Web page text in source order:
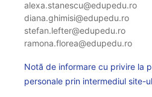
alexa.stanescu@edupedu.ro
diana.ghimisi@edupedu.ro
stefan.lefter@edupedu.ro
ramona.florea@edupedu.ro
Notă de informare cu privire la
personale prin intermediul site-